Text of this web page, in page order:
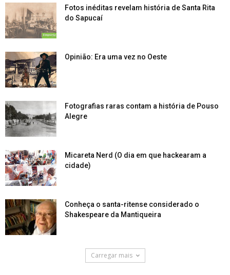
Fotos inéditas revelam história de Santa Rita
do Sapucaí
Opinião: Era uma vez no Oeste
Fotografias raras contam a história de Pouso
Alegre
Micareta Nerd (O dia em que hackearam a
cidade)
Conheça o santa-ritense considerado o
Shakespeare da Mantiqueira
Carregar mais